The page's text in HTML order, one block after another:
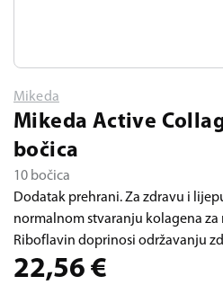
Mikeda
Mikeda Active
bočica
10 bočica
Dodatak prehrani. Za zdravu i
normalnom stvaranju kolagena
Riboflavin doprinosi održavanju
22,56 €